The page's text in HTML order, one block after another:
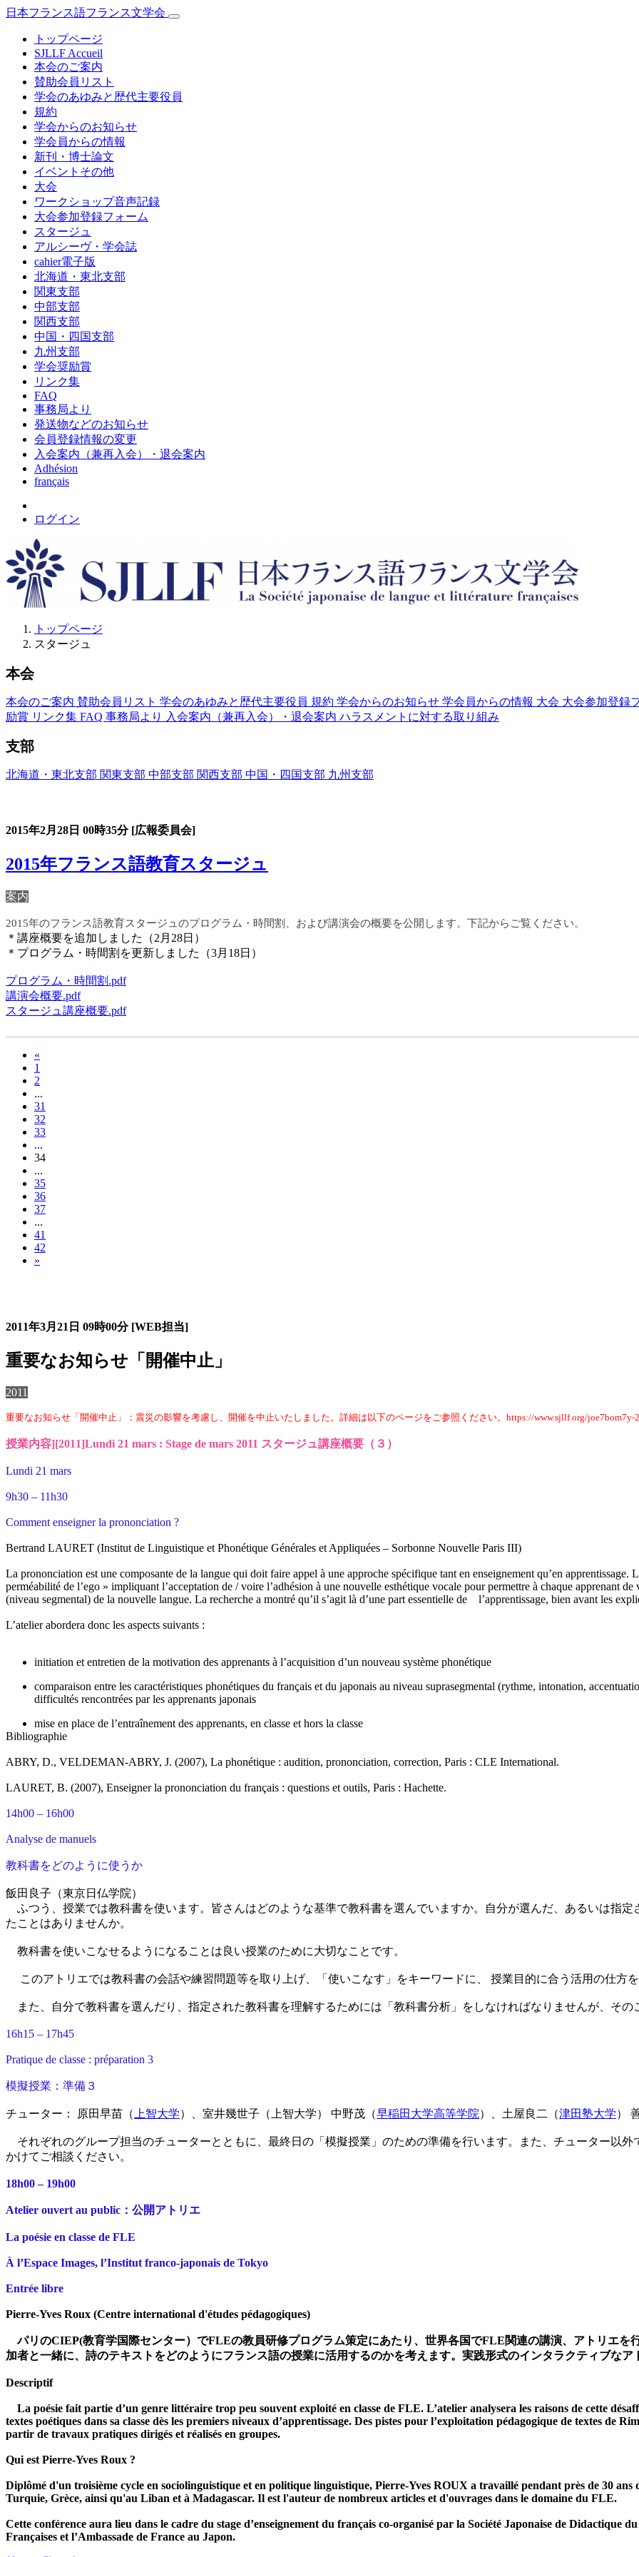
日本フランス語フランス文学会
トップページ
SJLLF Accueil
本会のご案内
賛助会員リスト
学会のあゆみと歴代主要役員
規約
学会からのお知らせ
学会員からの情報
新刊・博士論文
イベントその他
大会
ワークショップ音声記録
大会参加登録フォーム
スタージュ
アルシーヴ・学会誌
cahier電子版
北海道・東北支部
関東支部
中部支部
関西支部
中国・四国支部
九州支部
学会奨励賞
リンク集
FAQ
事務局より
発送物などのお知らせ
会員登録情報の変更
入会案内（兼再入会）・退会案内
Adhésion
français
ログイン
トップページ
スタージュ
本会
本会のご案内 賛助会員リスト 学会のあゆみと歴代主要役員 規約 学会からのお知らせ 学会員からの情報 大会 大会参加登録
励賞 リンク集 FAQ 事務局より 入会案内（兼再入会）・退会案内 ハラスメントに対する取り組み
支部
北海道・東北支部 関東支部 中部支部 関西支部 中国・四国支部 九州支部
2015年2月28日 00時35分 [広報委員会]
2015年フランス語教育スタージュ
案内
2015年のフランス語教育スタージュのプログラム・時間割、および講演会の概要を公開します。下記からご覧ください。
＊講座概要を追加しました（2月28日）
＊プログラム・時間割を更新しました（3月18日）
プログラム・時間割.pdf
講演会概要.pdf
スタージュ講座概要.pdf
«
1
2
...
31
32
33
...
34
...
35
36
37
...
41
42
»
2011年3月21日 09時00分 [WEB担当]
重要なお知らせ「開催中止」
2011
重要なお知らせ「開催中止」：震災の影響を考慮し、開催を中止いたしました。詳細は以下のページをご参照ください。https://www.sjllf.org/joe7bom7y-
授業内容][2011]Lundi 21 mars : Stage de mars 2011 スタージュ講座概要（３）
Lundi 21 mars
9h30 – 11h30
Comment enseigner la prononciation ?
Bertrand LAURET (Institut de Linguistique et Phonétique Générales et Appliquées – Sorbonne Nouvelle Paris III)
La prononciation est une composante de la langue qui doit faire appel à une approche spécifique tant en enseignement qu’en apprentissage.
perméabilité de l’ego » impliquant l’acceptation de / voire l’adhésion à une nouvelle esthétique vocale pour permettre à chaque apprenant
(niveau segmental) de la nouvelle langue. La recherche a montré qu’il s’agit là d’une part essentielle de l’apprentissage, bien avant les
L’atelier abordera donc les aspects suivants :
initiation et entretien de la motivation des apprenants à l’acquisition d’un nouveau système phonétique
comparaison entre les caractéristiques phonétiques du français et du japonais au niveau suprasegmental (rythme, intonation,
difficultés rencontrées par les apprenants japonais
mise en place de l’entraînement des apprenants, en classe et hors la classe
Bibliographie
ABRY, D., VELDEMAN-ABRY, J. (2007), La phonétique : audition, prononciation, correction, Paris : CLE International.
LAURET, B. (2007), Enseigner la prononciation du français : questions et outils, Paris : Hachette.
14h00 – 16h00
Analyse de manuels
教科書をどのように使うか
飯田良子（東京日仏学院）
ふつう、授業では教科書を使います。皆さんはどのような基準で教科書を選んでいますか。自分が選んだ、あるいは指
たことはありませんか。
教科書を使いこなせるようになることは良い授業のために大切なことです。
このアトリエでは教科書の会話や練習問題等を取り上げ、「使いこなす」をキーワードに、 授業目的に合う活用の仕方を
また、自分で教科書を選んだり、指定された教科書を理解するためには「教科書分析」をしなければなりませんが、その
16h15 – 17h45
Pratique de classe : préparation 3
模擬授業：準備３
チューター： 原田早苗（ 上智大学）、室井幾世子（上智大学） 中野茂（早稲田大学高等学院）、土屋良二（津田塾大学）
それぞれのグループ担当のチューターとともに、最終日の「模擬授業」のための準備を行います。また、チューター以
かけてご相談ください。
18h00 – 19h00
Atelier ouvert au public：公開アトリエ
La poésie en classe de FLE
À l’Espace Images, l’Institut franco-japonais de Tokyo
Entrée libre
Pierre-Yves Roux (Centre international d'études pédagogiques)
パリのCIEP(教育学国際センター）でFLEの教員研修プログラム策定にあたり、世界各国でFLE関連の講演、アトリエを
加者と一緒に、詩のテキストをどのようにフランス語の授業に活用するのかを考えます。実践形式のインタラクティブなア
Descriptif
La poésie fait partie d’un genre littéraire trop peu souvent exploité en classe de FLE. L’atelier analysera les raisons de cette
textes poétiques dans sa classe dès les premiers niveaux d’apprentissage. Des pistes pour l’exploitation pédagogique de textes de
partir de travaux pratiques dirigés et réalisés en groupes.
Qui est Pierre-Yves Roux ?
Diplômé d'un troisième cycle en sociolinguistique et en politique linguistique, Pierre-Yves ROUX a travaillé pendant près de 30 ans
Turquie, Grèce, ainsi qu'au Liban et à Madagascar. Il est l'auteur de nombreux articles et d'ouvrages dans le domaine du FLE.
Cette conférence aura lieu dans le cadre du stage d’enseignement du français co-organisé par la Société Japonaise de Didactique
Françaises et l’Ambassade de France au Japon.